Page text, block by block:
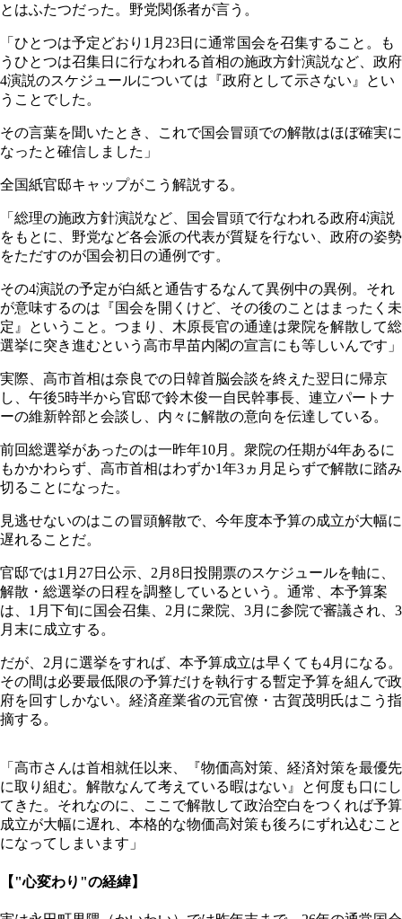
とはふたつだった。野党関係者が言う。
「ひとつは予定どおり1月23日に通常国会を召集すること。も
うひとつは召集日に行なわれる首相の施政方針演説など、政府
4演説のスケジュールについては『政府として示さない』とい
うことでした。
その言葉を聞いたとき、これで国会冒頭での解散はほぼ確実に
なったと確信しました」
全国紙官邸キャップがこう解説する。
「総理の施政方針演説など、国会冒頭で行なわれる政府4演説
をもとに、野党など各会派の代表が質疑を行ない、政府の姿勢
をただすのが国会初日の通例です。
その4演説の予定が白紙と通告するなんて異例中の異例。それ
が意味するのは『国会を開くけど、その後のことはまったく未
定』ということ。つまり、木原長官の通達は衆院を解散して総
選挙に突き進むという高市早苗内閣の宣言にも等しいんです」
実際、高市首相は奈良での日韓首脳会談を終えた翌日に帰京
し、午後5時半から官邸で鈴木俊一自民幹事長、連立パートナ
ーの維新幹部と会談し、内々に解散の意向を伝達している。
前回総選挙があったのは一昨年10月。衆院の任期が4年あるに
もかかわらず、高市首相はわずか1年3ヵ月足らずで解散に踏み
切ることになった。
見逃せないのはこの冒頭解散で、今年度本予算の成立が大幅に
遅れることだ。
官邸では1月27日公示、2月8日投開票のスケジュールを軸に、
解散・総選挙の日程を調整しているという。通常、本予算案
は、1月下旬に国会召集、2月に衆院、3月に参院で審議され、3
月末に成立する。
だが、2月に選挙をすれば、本予算成立は早くても4月になる。
その間は必要最低限の予算だけを執行する暫定予算を組んで政
府を回すしかない。経済産業省の元官僚・古賀茂明氏はこう指
摘する。
「高市さんは首相就任以来、『物価高対策、経済対策を最優先
に取り組む。解散なんて考えている暇はない』と何度も口にし
てきた。それなのに、ここで解散して政治空白をつくれば予算
成立が大幅に遅れ、本格的な物価高対策も後ろにずれ込むこと
になってしまいます」
【"心変わり"の経緯】